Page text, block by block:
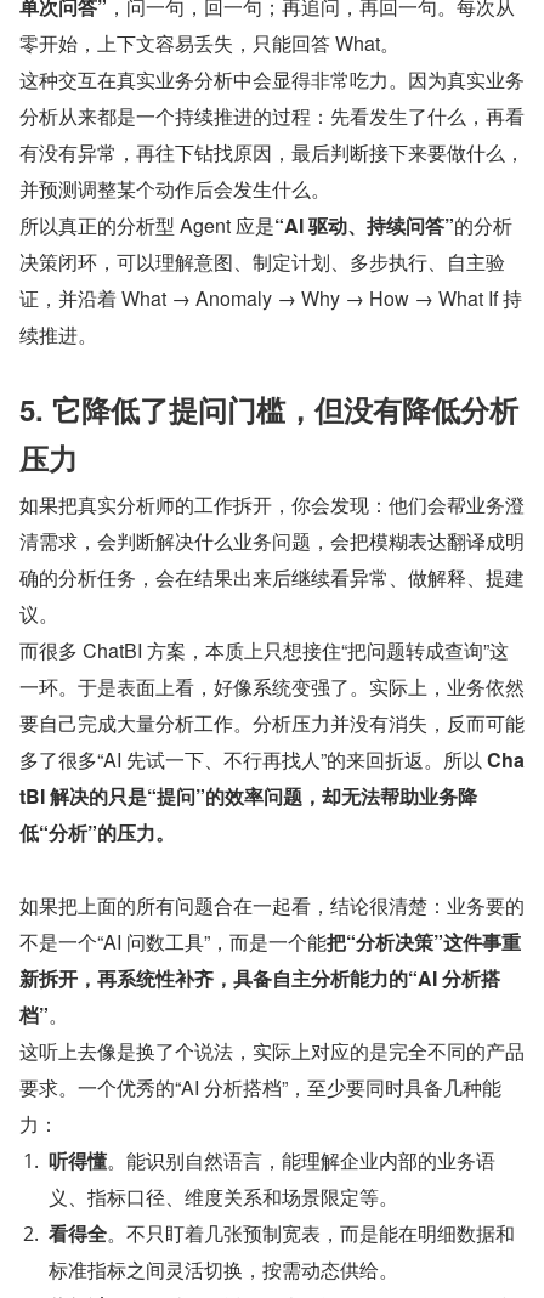
单次问答” ，问一句，回一句；再追问，再回一句。每次从
零开始，上下文容易丢失，只能回答 What。
这种交互在真实业务分析中会显得非常吃力。因为真实业务
分析从来都是一个持续推进的过程：先看发生了什么，再看
有没有异常，再往下钻找原因，最后判断接下来要做什么，
并预测调整某个动作后会发生什么。
所以真正的分析型 Agent 应是“AI 驱动、持续问答”的分析
决策闭环，可以理解意图、制定计划、多步执行、自主验
证，并沿着 What → Anomaly → Why → How → What If 持
续推进。
5. 它降低了提问门槛，但没有降低分析
压力
如果把真实分析师的工作拆开，你会发现：他们会帮业务澄
清需求，会判断解决什么业务问题，会把模糊表达翻译成明
确的分析任务，会在结果出来后继续看异常、做解释、提建
议。
而很多 ChatBI 方案，本质上只想接住“把问题转成查询”这
一环。于是表面上看，好像系统变强了。实际上，业务依然
要自己完成大量分析工作。分析压力并没有消失，反而可能
多了很多“AI 先试一下、不行再找人”的来回折返。所以 Cha
tBI 解决的只是“提问”的效率问题，却无法帮助业务降
低“分析”的压力。
如果把上面的所有问题合在一起看，结论很清楚：业务要的
不是一个“AI 问数工具”，而是一个能把“分析决策”这件事重
新拆开，再系统性补齐，具备自主分析能力的“AI 分析搭
档”。
这听上去像是换了个说法，实际上对应的是完全不同的产品
要求。一个优秀的“AI 分析搭档”，至少要同时具备几种能
力：
听得懂。能识别自然语言，能理解企业内部的业务语
义、指标口径、维度关系和场景限定等。
看得全。不只盯着几张预制宽表，而是能在明细数据和
标准指标之间灵活切换，按需动态供给。